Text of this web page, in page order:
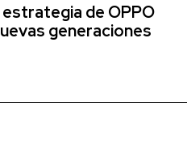
estrategia de OPPO
generaciones